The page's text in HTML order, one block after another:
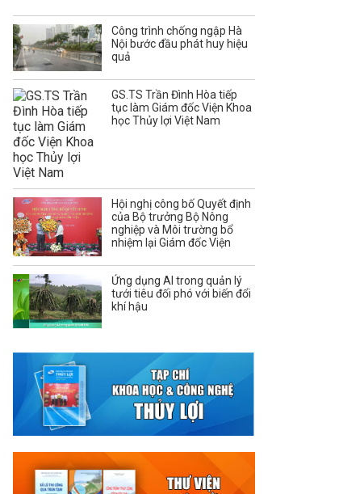
Công trình chống ngập Hà
Nội bước đầu phát huy hiệu
quả
GS.TS Trần Đình Hòa tiếp
tục làm Giám đốc Viện Khoa
học Thủy lợi Việt Nam
Hội nghị công bố Quyết định
của Bộ trưởng Bộ Nông
nghiệp và Môi trường bổ
nhiệm lại Giám đốc Viện
Ứng dụng AI trong quản lý
tưới tiêu đối phó với biến đổi
khí hậu